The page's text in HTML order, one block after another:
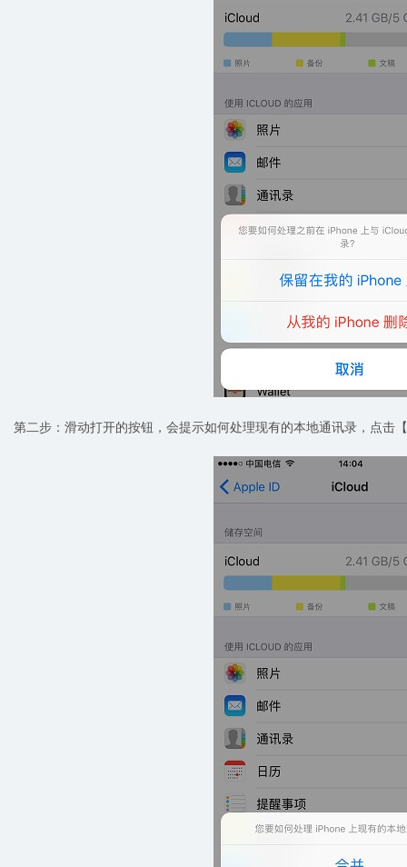
第二步：滑动打开的按钮，会提示如何处理现有的本地通讯录，点击